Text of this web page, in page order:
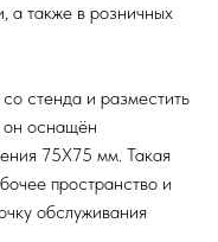
а также в розничных
стенда и разместить
он оснащён
75Х75 мм. Такая
пространство и
обслуживания